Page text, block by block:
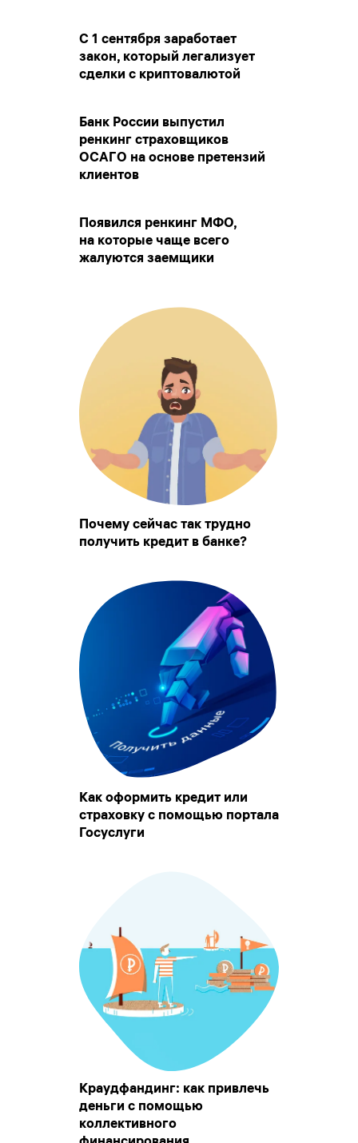
С 1 сентября заработает
закон, который легализует
сделки с криптовалютой
Банк России выпустил
ренкинг страховщиков
ОСАГО на основе претензий
клиентов
Появился ренкинг МФО,
на которые чаще всего
жалуются заемщики
Почему сейчас так трудно
получить кредит в банке?
Как оформить кредит или
страховку с помощью портала
Госуслуги
Краудфандинг: как привлечь
деньги с помощью
коллективного